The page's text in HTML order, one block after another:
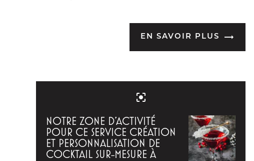
EN SAVOIR PLUS
center_focus_strong
NOTRE ZONE D'ACTIVITÉ
POUR CE SERVICE CRÉATION
ET PERSONNALISATION DE
COCKTAIL SUR-MESURE À